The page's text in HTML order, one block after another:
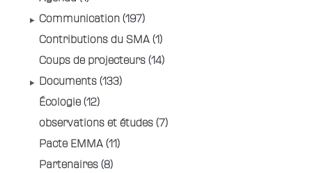
Communication (197)
Contributions du SMA (1)
Coups de projecteurs (14)
Documents (133)
Écologie (12)
observations et études (7)
Pacte EMMA (11)
Partenaires (8)